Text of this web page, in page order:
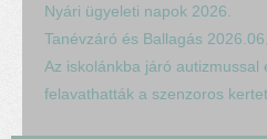
Nyári ügyeleti napok 2026.
Tanévzáró és Ballagás
Az iskolánkba járó autizmussal
felavathatták a szenzoros kertet